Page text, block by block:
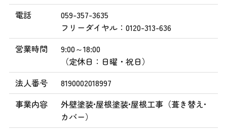
電話
059-357-3635
フリーダイヤル：0120-313-636
営業時間
9:00～18:00
（定休日：日曜・祝日）
法人番号
8190002018997
事業内容
外壁塗装•屋根塗装•屋根工事（葺き替え•
カバー）